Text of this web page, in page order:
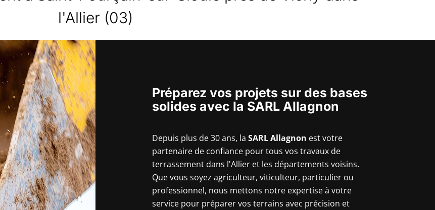
l'Allier (03)
Préparez vos projets sur des bases
solides avec la SARL Allagnon
Depuis plus de 30 ans, la SARL Allagnon est votre
partenaire de confiance pour tous vos travaux de
terrassement dans l'Allier et les départements voisins.
Que vous soyez agriculteur, viticulteur, particulier ou
professionnel, nous mettons notre expertise à votre
service pour préparer vos terrains avec précision et